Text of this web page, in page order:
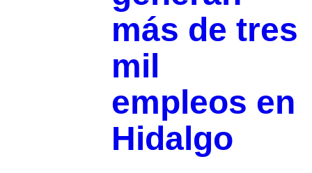
más de tres
mil
empleos en
Hidalgo